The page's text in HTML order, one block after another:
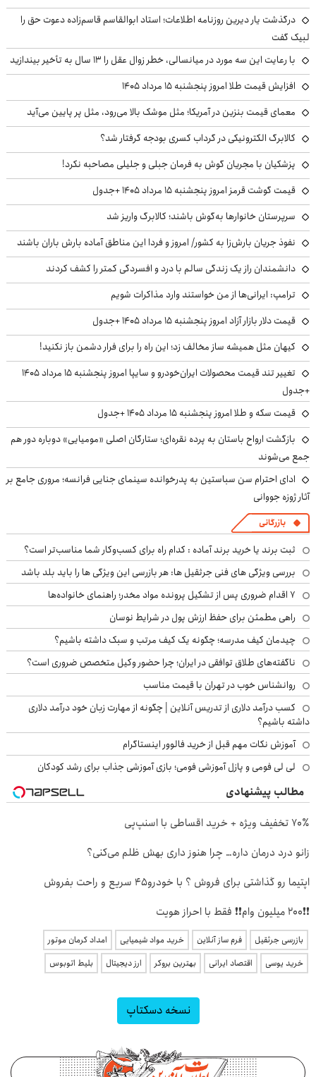
درگذشت یار دیرین روزنامه اطلاعات؛ استاد ابوالقاسم قاسم‌زاده دعوت حق را
لبیک گفت
با رعایت این سه مورد در میانسالی، خطر زوال عقل را ۱۳ سال به تأخیر بیندازید
افزایش قیمت طلا امروز پنجشنبه ۱۵ مرداد ۱۴۰۵
معمای قیمت بنزین در آمریکا؛ مثل موشک بالا می‌رود، مثل پر پایین می‌آید
کالابرگ الکترونیکی در گرداب کسری بودجه گرفتار شد؟
پزشکیان با مجریان گوش به فرمان جبلی و جلیلی مصاحبه نکرد!
قیمت گوشت قرمز امروز پنجشنبه ۱۵ مرداد ۱۴۰۵ +جدول
سرپرستان خانوارها به‌گوش باشند؛ کالابرگ واریز شد
نفوذ جریان بارش‌زا به کشور/ امروز و فردا این مناطق آماده بارش باران باشند
دانشمندان راز یک زندگی سالم با درد و افسردگی کمتر را کشف کردند
ترامپ: ایرانی‌ها از من خواستند وارد مذاکرات شویم
قیمت دلار بازار آزاد امروز پنجشنبه ۱۵ مرداد ۱۴۰۵ +جدول
کیهان مثل همیشه ساز مخالف زد؛ این راه را برای فرار دشمن باز نکنید!
تغییر تند قیمت محصولات ایران‌خودرو و سایپا امروز پنجشنبه ۱۵ مرداد ۱۴۰۵
+جدول
قیمت سکه و طلا امروز پنجشنبه ۱۵ مرداد ۱۴۰۵ +جدول
بازگشت ارواح باستان به پرده نقره‌ای؛ ستارگان اصلی «مومیایی» دوباره دور هم
جمع می‌شوند
ادای احترام سن سباستین به پدرخوانده سینمای جنایی فرانسه؛ مروری جامع بر
آثار ژوزه جووانی
بازرگانی
ثبت برند یا خرید برند آماده : کدام راه برای کسب‌وکار شما مناسب‌تر است؟
بررسی ویژگی های فنی جرثقیل ها: هر بازرسی این ویژگی ها را باید بلد باشد
۷ اقدام ضروری پس از تشکیل پرونده مواد مخدر؛ راهنمای خانواده‌ها
راهی مطمئن برای حفظ ارزش پول در شرایط نوسان
چیدمان کیف مدرسه؛ چگونه یک کیف مرتب و سبک داشته باشیم؟
ناگفته‌های طلاق توافقی در ایران؛ چرا حضور وکیل متخصص ضروری است؟
روانشناس خوب در تهران با قیمت مناسب
کسب درآمد دلاری از تدریس آنلاین | چگونه از مهارت زبان خود درآمد دلاری
داشته باشیم؟
آموزش نکات مهم قبل از خرید فالوور اینستاگرام
لی لی فومی و پازل آموزشی فومی؛ بازی آموزشی جذاب برای رشد کودکان
مطالب پیشنهادی
70٪ تخفیف ویژه + خرید اقساطی با اسنپ‌پی
زانو درد درمان داره… چرا هنوز داری بهش ظلم می‌کنی؟
اپتیما رو گذاشتی برای فروش ؟ با خودرو45 سریع و راحت بفروش
❗❗200 میلیون وام❗❗ فقط با احراز هویت
بازرسی جرثقیل فرم ساز آنلاین خرید مواد شیمیایی
امداد کرمان موتور
خرید یوسی
اقتصاد ایرانی بهترین بروکر ارز دیجیتال بلیط اتوبوس
نسخه دسکتاپ